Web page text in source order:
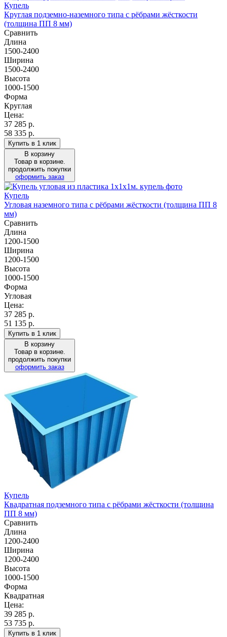
Купель
Круглая подземно-наземного типа с рёбрами жёсткости
(толщина ПП 8 мм)
Сравнить
Длина
1500-2400
Ширина
1500-2400
Высота
1000-1500
Форма
Круглая
Цена:
37 285 р.
58 335 р.
Купить в 1 клик
В корзину
Товар в корзине.
продолжить покупки
оформить заказ
Купель
Угловая наземного типа с рёбрами жёсткости (толщина ПП 8
мм)
Сравнить
Длина
1200-1500
Ширина
1200-1500
Высота
1000-1500
Форма
Угловая
Цена:
37 285 р.
51 135 р.
Купить в 1 клик
В корзину
Товар в корзине.
продолжить покупки
оформить заказ
Купель
Квадратная подземного типа с рёбрами жёсткости (толщина
ПП 8 мм)
Сравнить
Длина
1200-2400
Ширина
1200-2400
Высота
1000-1500
Форма
Квадратная
Цена:
39 285 р.
53 735 р.
Купить в 1 клик